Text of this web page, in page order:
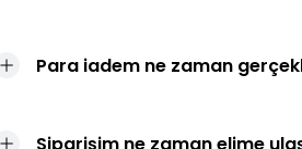
Para iadem ne zaman
Siparişim ne zaman elime